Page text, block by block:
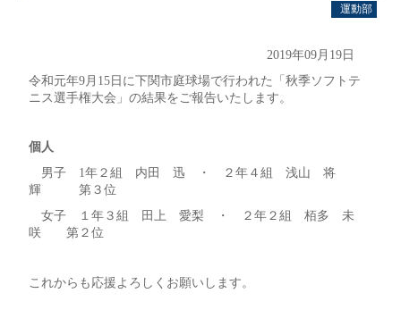
運動部
2019年09月19日
令和元年9月15日に下関市庭球場で行われた「秋季ソフトテ
ニス選手権大会」の結果をご報告いたします。
個人
男子 1年２組 内田 迅 ・ ２年４組 浅山 将
輝 第３位
女子 １年３組 田上 愛梨 ・ ２年２組 栢多 未
咲 第２位
これからも応援よろしくお願いします。